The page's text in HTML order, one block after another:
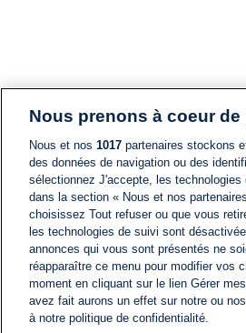
Nous prenons à coeur
Nous et nos 1017 partenaires stockons
des données de navigation ou des
sélectionnez J'accepte, les
dans la section « Nous et nos
choisissez Tout refuser ou que vous
les technologies de suivi sont
annonces qui vous sont présentés ne
réapparaître ce menu pour modifier vos
moment en cliquant sur le lien Gérer
avez fait aurons un effet sur notre ou
à notre politique de confidentialité.